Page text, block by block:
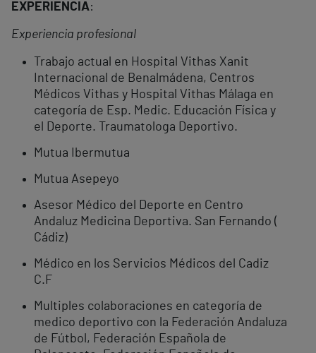
EXPERIENCIA:
Experiencia profesional
Trabajo actual en Hospital Vithas Xanit
Internacional de Benalmádena, Centros
Médicos Vithas y Hospital Vithas Málaga en
categoría de Esp. Medic. Educación Física y
el Deporte. Traumatologa Deportivo.
Mutua Ibermutua
Mutua Asepeyo
Asesor Médico del Deporte en Centro
Andaluz Medicina Deportiva. San Fernando (
Cádiz)
Médico en los Servicios Médicos del Cadiz
C.F
Multiples colaboraciones en categoría de
medico deportivo con la Federación Andaluza
de Fútbol, Federación Española de